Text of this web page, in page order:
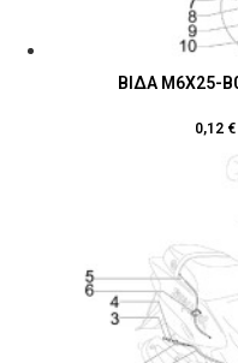
ΒΙΔΑ M6X25-
0,12 €